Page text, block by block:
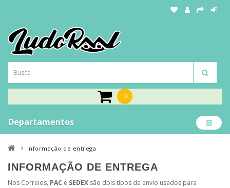
0
Departamentos
Informação de entrega
INFORMAÇÃO DE ENTREGA
Nos Correios, PAC e SEDEX são dois tipos de envio usados para